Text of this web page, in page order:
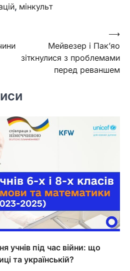
, мінкульт
Мейвезер і Пак’яо
зіткнулися з проблемами
перед реваншем
⟶
учнів під час війни: що
та українській?